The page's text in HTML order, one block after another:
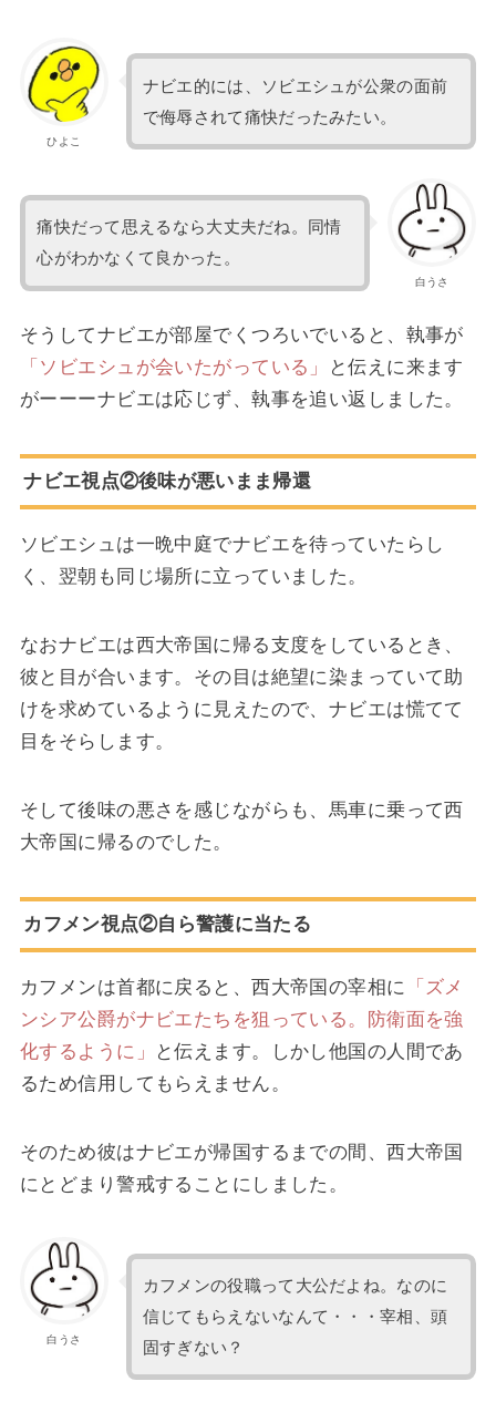
ひよこ
ナビエ的には、ソビエシュが公衆の面前
で侮辱されて痛快だったみたい。
白うさ
痛快だって思えるなら大丈夫だね。同情
心がわかなくて良かった。
そうしてナビエが部屋でくつろいでいると、執事が
「ソビエシュが会いたがっている」
と伝えに来ます
がーーーナビエは応じず、執事を追い返しました。
ナビエ視点②後味が悪いまま帰還
ソビエシュは一晩中庭でナビエを待っていたらし
く、翌朝も同じ場所に立っていました。
なおナビエは西大帝国に帰る支度をしているとき、
彼と目が合います。その目は絶望に染まっていて助
けを求めているように見えたので、ナビエは慌てて
目をそらします。
そして後味の悪さを感じながらも、馬車に乗って西
大帝国に帰るのでした。
カフメン視点②自ら警護に当たる
カフメンは首都に戻ると、西大帝国の宰相に 「ズメ
ンシア公爵がナビエたちを狙っている。防衛面を強
化するように」
と伝えます。しかし他国の人間であ
るため信用してもらえません。
そのため彼はナビエが帰国するまでの間、西大帝国
にとどまり警戒することにしました。
白うさ
カフメンの役職って大公だよね。なのに
信じてもらえないなんて・・・宰相、頭
固すぎない？